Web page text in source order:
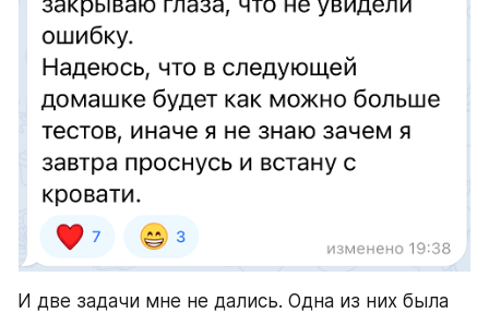
И две задачи мне не дались. Одна из них была